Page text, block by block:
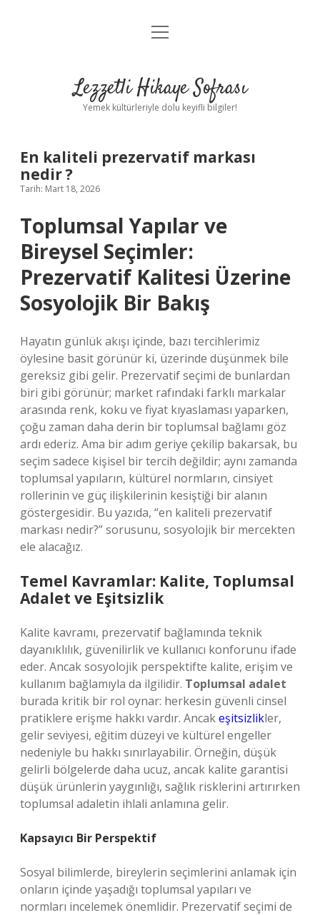
Anasayfa
Yasal Uyarı
menüyü
Lezzetli Hikaye Sofrası
Yemek kültürleriyle dolu keyifli bilgiler!
En kaliteli prezervatif markası
nedir ?
Tarih: Mart 18, 2026
Toplumsal Yapılar ve
Bireysel Seçimler:
Prezervatif Kalitesi Üzerine
Sosyolojik Bir Bakış
Hayatın günlük akışı içinde, bazı tercihlerimiz
öylesine basit görünür ki, üzerinde düşünmek bile
gereksiz gibi gelir. Prezervatif seçimi de bunlardan
biri gibi görünür; market rafındaki farklı markalar
arasında renk, koku ve fiyat kıyaslaması yaparken,
çoğu zaman daha derin bir toplumsal bağlamı göz
ardı ederiz. Ama bir adım geriye çekilip bakarsak, bu
seçim sadece kişisel bir tercih değildir; aynı zamanda
toplumsal yapıların, kültürel normların, cinsiyet
rollerinin ve güç ilişkilerinin kesiştiği bir alanın
göstergesidir. Bu yazıda, “en kaliteli prezervatif
markası nedir?” sorusunu, sosyolojik bir mercekten
ele alacağız.
Temel Kavramlar: Kalite, Toplumsal
Adalet ve Eşitsizlik
Kalite kavramı, prezervatif bağlamında teknik
dayanıklılık, güvenilirlik ve kullanıcı konforunu ifade
eder. Ancak sosyolojik perspektifte kalite, erişim ve
kullanım bağlamıyla da ilgilidir. Toplumsal adalet
burada kritik bir rol oynar: herkesin güvenli cinsel
pratiklere erişme hakkı vardır. Ancakeşitsizlikler,
gelir seviyesi, eğitim düzeyi ve kültürel engeller
nedeniyle bu hakkı sınırlayabilir. Örneğin, düşük
gelirli bölgelerde daha ucuz, ancak kalite garantisi
düşük ürünlerin yaygınlığı, sağlık risklerini artırırken
toplumsal adaletin ihlali anlamına gelir.
Kapsayıcı Bir Perspektif
Sosyal bilimlerde, bireylerin seçimlerini anlamak için
onların içinde yaşadığı toplumsal yapıları ve
normları incelemek önemlidir. Prezervatif seçimi de